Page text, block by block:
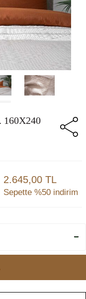
160X240
2.645,00 TL
Sepette %50 indirim